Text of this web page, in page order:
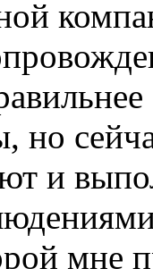
но
и
мне